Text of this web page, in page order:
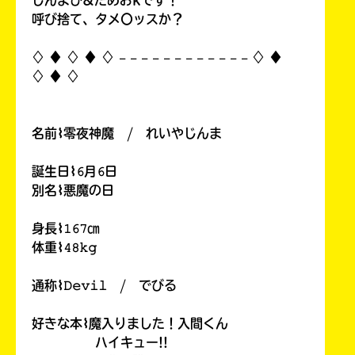
呼び捨て、タメ〇ッスか？
♢ ♦︎ ♢ ♦︎ ♢ 𓐄 𓐄 𓐄 𓐄 𓐄 𓐄 𓐄 𓐄 𓐄 𓐄 𓐄 𓐄 ♢ ♦︎
♢ ♦︎ ♢
名前⌇零夜神魔 / れいやじんま
誕生日⌇𝟼月𝟼日
別名⌇悪魔の日
身長⌇𝟷𝟼𝟽㎝
体重⌇𝟺𝟾𝚔𝚐
通称⌇𝙳𝚎𝚟𝚒𝚕 / でびる
好きな本⌇魔入りました！入間くん
ハイキュー!!